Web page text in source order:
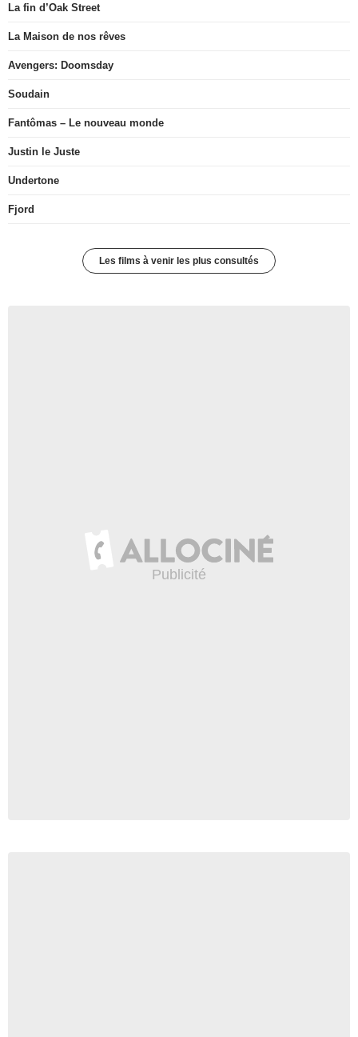
La fin d’Oak Street
La Maison de nos rêves
Avengers: Doomsday
Soudain
Fantômas – Le nouveau monde
Justin le Juste
Undertone
Fjord
Les films à venir les plus consultés